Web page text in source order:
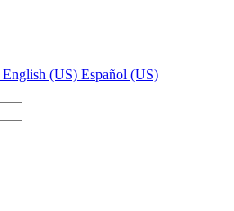
English (US) Español (US)